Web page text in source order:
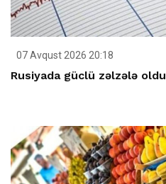
07 Avqust 2026 20:18
Rusiyada güclü zəlzələ oldu